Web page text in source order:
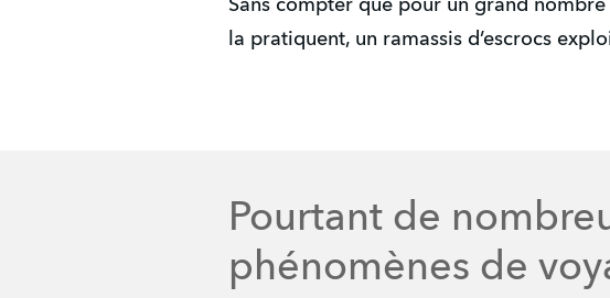
Sans compter que pour un grand
la pratiquent, un ramassis d’escrocs
Pourtant de
phénomènes de